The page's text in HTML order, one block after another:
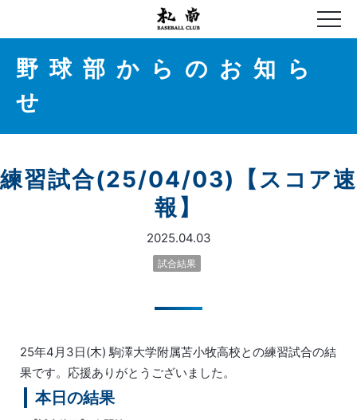
野球部からのお知ら
せ
練習試合(25/04/03)【スコア速
報】
2025.04.03
試合結果
25年4月3日(木) 駒澤大学附属苫小牧高校との練習試合の結
果です。応援ありがとうございました。
本日の結果